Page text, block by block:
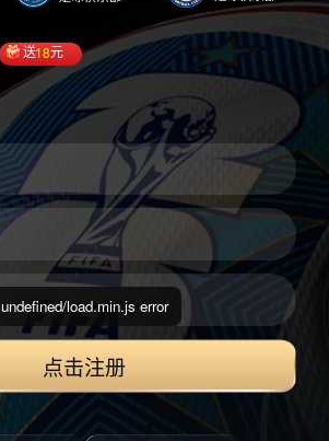
送18元
点击注册
undefined/load.min.js error